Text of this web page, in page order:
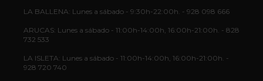
LA BALLENA: Lunes a sábado - 9:30h-22:00h. - 928 098 666
ARUCAS: Lunes a sábado - 11:00h-14:00h, 16:00h-21:00h. - 828
732 533
LA ISLETA: Lunes a sábado - 11:00h-14:00h, 16:00h-21:00h. -
928 720 740